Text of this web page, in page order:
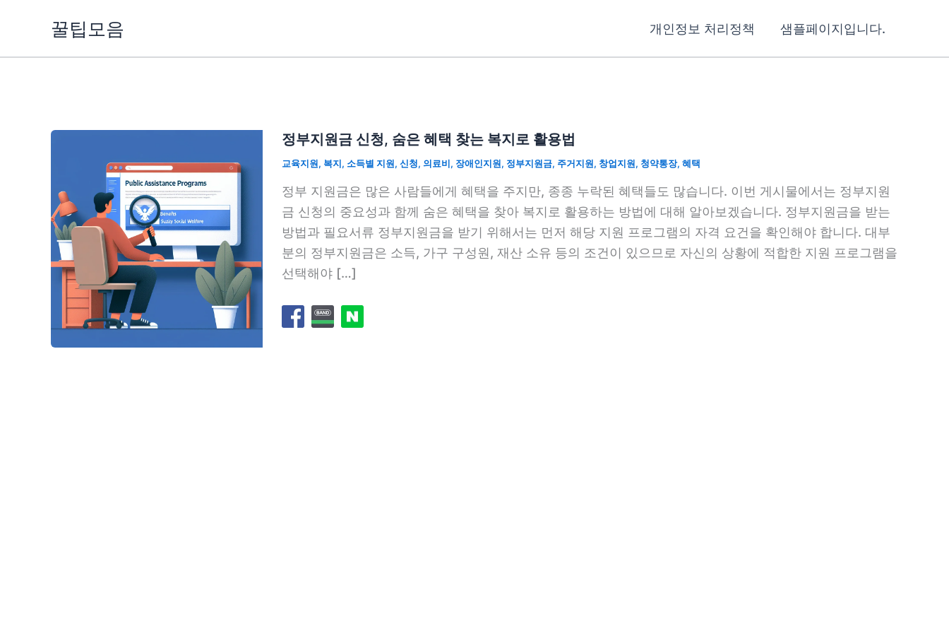
꿀팁모음 개인정보 처리정책 샘플페이지입니다.
정부지원금 신청, 숨은 혜택 찾는 복지로 활용법
교육지원, 복지, 소득별 지원, 신청, 의료비, 장애인지원, 정부지원금, 주거지원, 창업지원, 청약통장, 혜택
정부 지원금은 많은 사람들에게 혜택을 주지만, 종종 누락된 혜택들도 많습니다. 이번 게시물에서는 정부지원
금 신청의 중요성과 함께 숨은 혜택을 찾아 복지로 활용하는 방법에 대해 알아보겠습니다. 정부지원금을 받는
방법과 필요서류 정부지원금을 받기 위해서는 먼저 해당 지원 프로그램의 자격 요건을 확인해야 합니다. 대부
분의 정부지원금은 소득, 가구 구성원, 재산 소유 등의 조건이 있으므로 자신의 상황에 적합한 지원 프로그램을
선택해야 […]